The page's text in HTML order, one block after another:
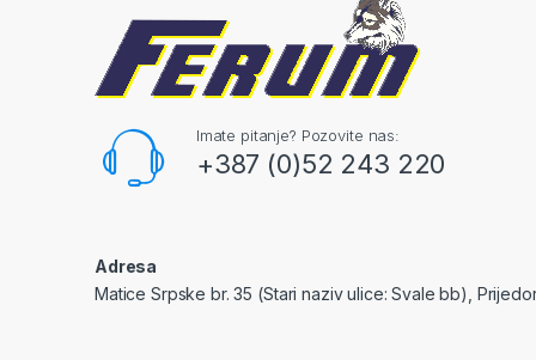
Imate pitanje? Pozovite nas:
+387 (0)52 243 220
Adresa
Matice Srpske br. 35 (Stari naziv ulice: Svale bb),